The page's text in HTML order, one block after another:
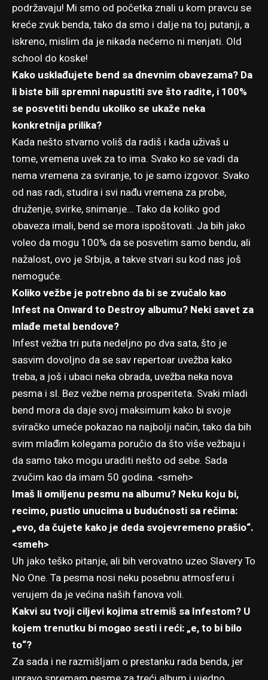
podržavaju! Mi smo od početka znali u kom pravcu se
kreće zvuk benda, tako da smo i dalje na toj putanji, a
iskreno, mislim da je nikada nećemo ni menjati. Old
school do koske!
Kako usklađujete bend sa dnevnim obavezama? Da
li biste bili spremni napustiti sve što radite, i 100%
se posvetiti bendu ukoliko se ukaže neka
konkretnija prilika?
Kada nešto stvarno voliš da radiš i kada uživaš u
tome, vremena uvek za to ima. Svako ko se vadi da
nema vremena za sviranje, to je samo izgovor. Svako
od nas radi, studira i svi nađu vremena za probe,
druženje, svirke, snimanje… Tako da koliko god
obaveza imali, bend se mora ispoštovati. Ja bih jako
voleo da mogu 100% da se posvetim samo bendu, ali
nažalost, ovo je Srbija, a takve stvari su kod nas još
nemoguće.
Koliko vežbe je potrebno da bi se zvučalo kao
Infest na Onward to Destroy albumu? Neki savet za
mlađe metal bendove?
Infest vežba tri puta nedeljno po dva sata, što je
sasvim dovoljno da se sav repertoar uvežba kako
treba, a još i ubaci neka obrada, uvežba neka nova
pesma i sl. Bez vežbe nema prosperiteta. Svaki mladi
bend mora da daje svoj maksimum kako bi svoje
sviračko umeće pokazao na najbolji način, tako da bih
svim mlađim kolegama poručio da što više vežbaju i
da samo tako mogu uraditi nešto od sebe. Sada
zvučim kao da imam 50 godina. <smeh>
Imaš li omiljenu pesmu na albumu? Neku koju bi,
recimo, pustio unucima u budućnosti sa rečima:
„evo, da čujete kako je deda svojevremeno prašio“.
<smeh>
Uh jako teško pitanje, ali bih verovatno uzeo Slavery To
No One. Ta pesma nosi neku posebnu atmosferu i
verujem da je većina naših fanova voli.
Kakvi su tvoji ciljevi kojima stremiš sa Infestom? U
kojem trenutku bi mogao sesti i reći: „e, to bi bilo
to“?
Za sada i ne razmišljam o prestanku rada benda, jer